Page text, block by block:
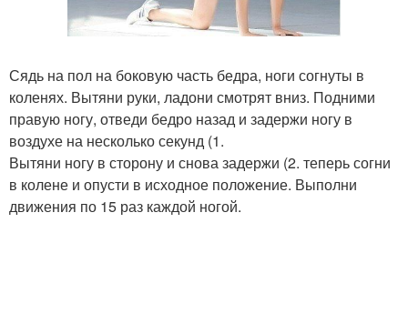
Сядь на пол на боковую часть бедра, ноги согнуты в
коленях. Вытяни руки, ладони смотрят вниз. Подними
правую ногу, отведи бедро назад и задержи ногу в
воздухе на несколько секунд (1.
Вытяни ногу в сторону и снова задержи (2. теперь согни
в колене и опусти в исходное положение. Выполни
движения по 15 раз каждой ногой.